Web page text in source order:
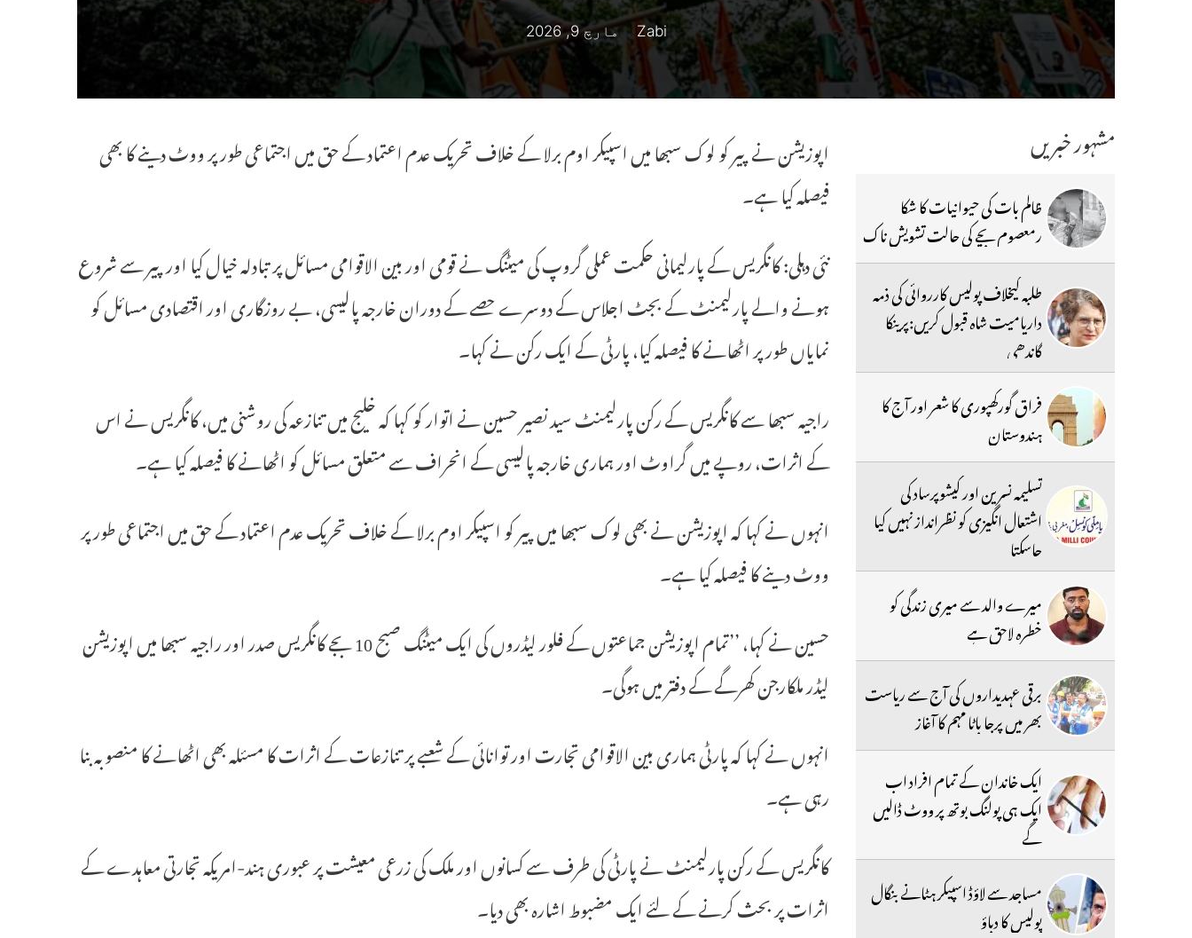
Zabi مارچ 9, 2026
اپوزیشن نے پیر کو لوک سبھا میں اسپیکر اوم برلا کے خلاف تحریک عدم اعتماد کے حق میں اجتماعی طور پر ووٹ دینے کا بھی
فیصلہ کیا ہے۔
نئی دہلی: کانگریس کے پارلیمانی حکمت عملی گروپ کی میٹنگ نے قومی اور بین الاقوامی مسائل پر تبادلہ خیال کیا اور پیر سے شروع
ہونے والے پارلیمنٹ کے بجٹ اجلاس کے دوسرے حصے کے دوران خارجہ پالیسی، بے روزگاری اور اقتصادی مسائل کو
نمایاں طور پر اٹھانے کا فیصلہ کیا، پارٹی کے ایک رکن نے کہا۔
راجیہ سبھا سے کانگریس کے رکن پارلیمنٹ سید نصیر حسین نے اتوار کو کہا کہ خلیج میں تنازعہ کی روشنی میں، کانگریس نے اس
کے اثرات، روپے میں گراوٹ اور ہماری خارجہ پالیسی کے انحراف سے متعلق مسائل کو اٹھانے کا فیصلہ کیا ہے۔
انہوں نے کہا کہ اپوزیشن نے بھی لوک سبھا میں پیر کو اسپیکر اوم برلا کے خلاف تحریک عدم اعتماد کے حق میں اجتماعی طور پر
ووٹ دینے کا فیصلہ کیا ہے۔
حسین نے کہا، ’’تمام اپوزیشن جماعتوں کے فلور لیڈروں کی ایک میٹنگ صبح 10 بجے کانگریس صدر اور راجیہ سبھا میں اپوزیشن
لیڈر ملکارجن کھرگے کے دفتر میں ہوگی۔
انہوں نے کہا کہ پارٹی ہماری بین الاقوامی تجارت اور توانائی کے شعبے پر تنازعات کے اثرات کا مسئلہ بھی اٹھانے کا منصوبہ بنا
رہی ہے۔
کانگریس کے رکن پارلیمنٹ نے پارٹی کی طرف سے کسانوں اور ملک کی زرعی معیشت پر عبوری ہند-امریکہ تجارتی معاہدے کے
اثرات پر بحث کرنے کے لئے ایک مضبوط اشارہ بھی دیا۔
مشہور خبریں
ظالم بات کی حیوانیات کا شکا
رمعصوم بچے کی حالت تشویش ناک
طلبہ کیخلاف پولیس کارروائی کی ذمہ
داریامیت شاہ قبول کریں:پرینکا
گاندھی
فراق گورکھپوری کا شعر اور آج کا
ہندوستان
تسلیمہ نسرین اور کیشوپرساد کی
اشتعال انگیزی کو نظرانداز نہیں کیا
جاسکتا
میرے والد سے میری زندگی کو
خطرہ لاحق ہے
برقی عہدیداروں کی آج سے ریاست
بھر میں پرجا باٹا مہم کا آغاز
ایک خاندان کے تمام افراد اب
ایک ہی پولنگ بوتھ پر ووٹ ڈالیں
گے
مساجد سے لاؤڈ اسپیکر ہٹانے بنگال
پولیس کا دباؤ